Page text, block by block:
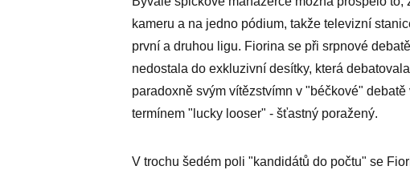
kameru a na jedno pódium, takže televizní
první a druhou ligu. Fiorina se při srpnové
nedostala do exkluzivní desítky, která
paradoxně svým vítězstvímn v "béčkové"
termínem "lucky looser" - šťastný poražený.
V trochu šedém poli "kandidátů do počtu" se